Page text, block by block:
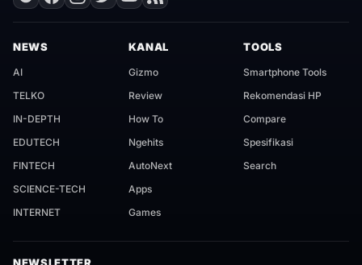
NEWS
AI
TELKO
IN-DEPTH
EDUTECH
FINTECH
SCIENCE-TECH
INTERNET
KANAL
Gizmo
Review
How To
Ngehits
AutoNext
Apps
Games
TOOLS
Smartphone Tools
Rekomendasi HP
Compare
Spesifikasi
Search
NEWSLETTER